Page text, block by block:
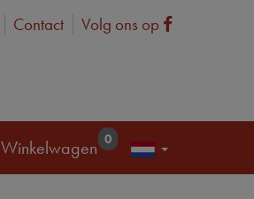
Contact Volg ons op Facebook
Winkelwagen 0